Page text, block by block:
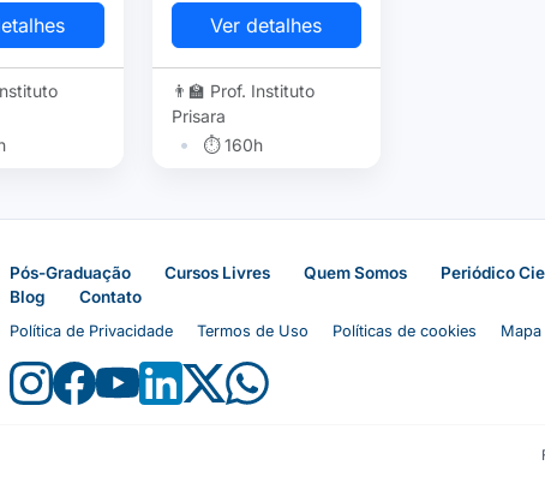
Ver detalhes
👨‍🏫 Prof. Instituto
Prisara
• ⏱ 160h
Pós-Graduação Cursos Livres Quem Somos Periódico
Blog
Contato
Política de Privacidade Termos de Uso Políticas de cookies